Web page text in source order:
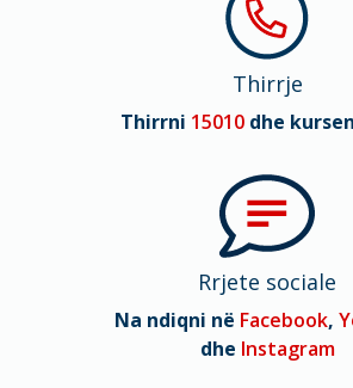
Thirrje
Thirrni 15010 dhe
Rrjete sociale
Na ndiqni në Facebook,
dhe Instagram